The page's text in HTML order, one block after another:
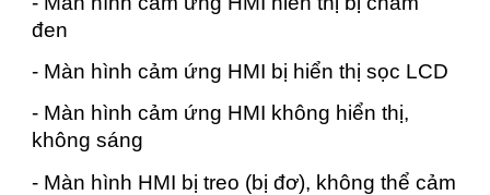
đen
- Màn hình cảm ứng HMI bị hiển thị sọc LCD
- Màn hình cảm ứng HMI không hiển thị,
không sáng
- Màn hình HMI bị treo (bị đơ), không thể cảm